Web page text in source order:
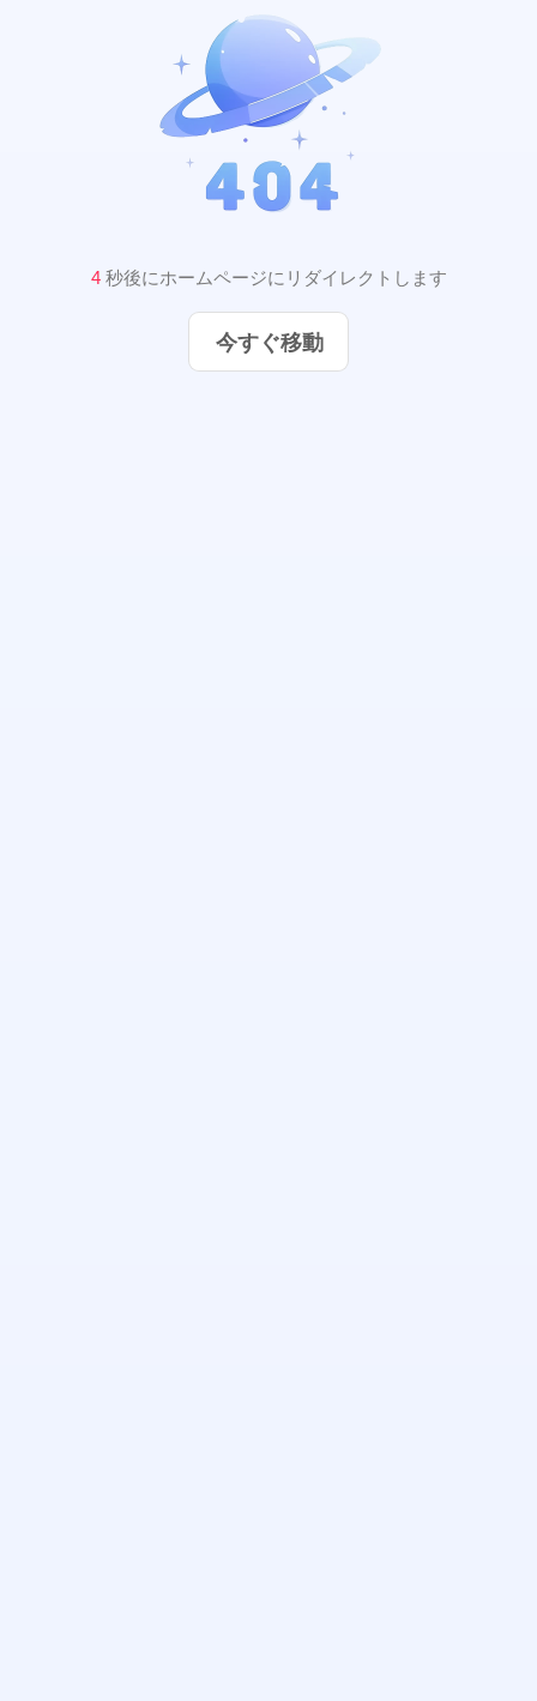
3秒後にホームページにリダイレクトします
今すぐ移動